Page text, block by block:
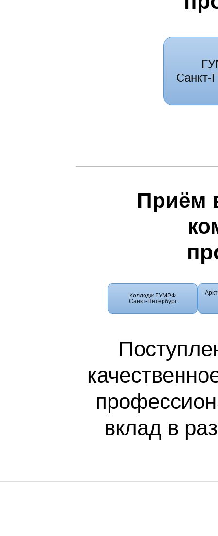
Санкт-
Приём
Колледж ГУМРФ
Санкт-Петербург
вклад в